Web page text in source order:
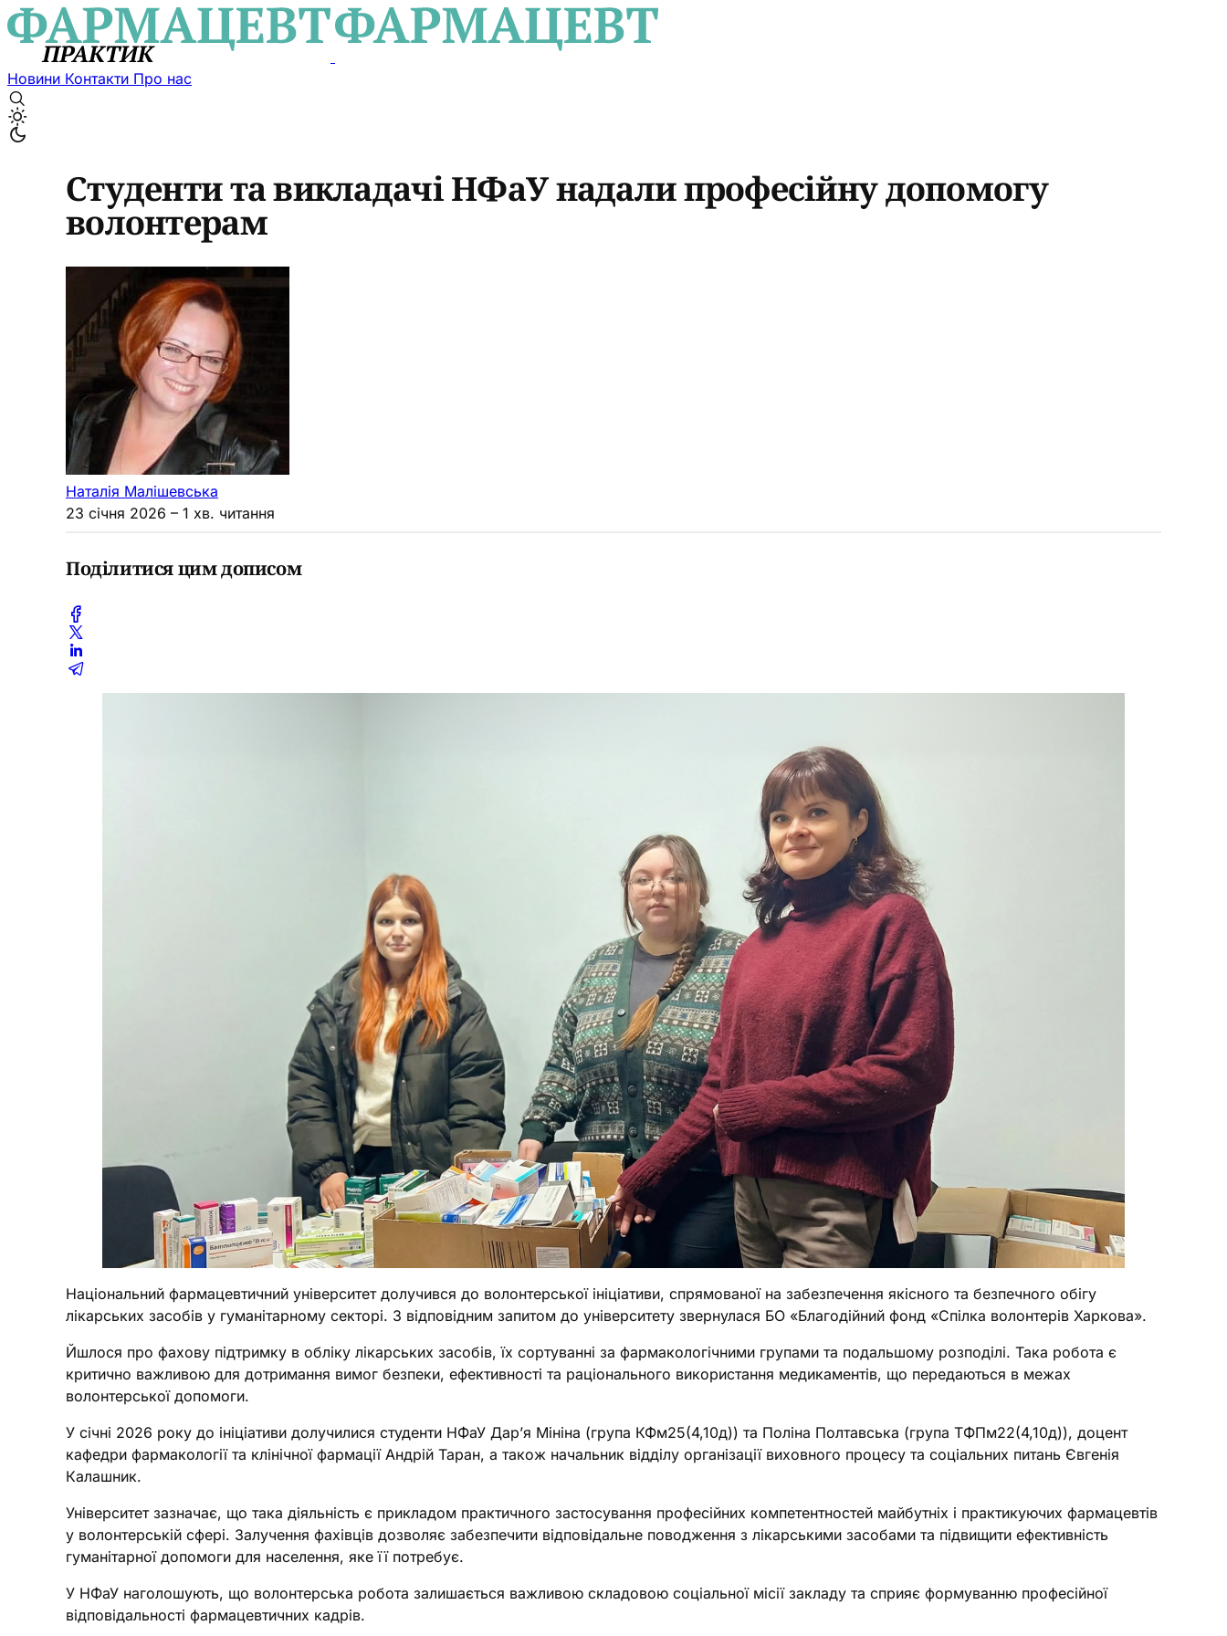
Новини Контакти Про нас
Студенти та викладачі НФаУ надали професійну допомогу
волонтерам
Наталія Малішевська
23 січня 2026 – 1 хв. читання
Поділитися цим дописом
Національний фармацевтичний університет долучився до волонтерської ініціативи, спрямованої на забезпечення якісного та безпечного обігу
лікарських засобів у гуманітарному секторі. З відповідним запитом до університету звернулася БО «Благодійний фонд «Спілка волонтерів Харкова».
Йшлося про фахову підтримку в обліку лікарських засобів, їх сортуванні за фармакологічними групами та подальшому розподілі. Така робота є
критично важливою для дотримання вимог безпеки, ефективності та раціонального використання медикаментів, що передаються в межах
волонтерської допомоги.
У січні 2026 року до ініціативи долучилися студенти НФаУ Дарʼя Мініна (група КФм25(4,10д)) та Поліна Полтавська (група ТФПм22(4,10д)), доцент
кафедри фармакології та клінічної фармації Андрій Таран, а також начальник відділу організації виховного процесу та соціальних питань Євгенія
Калашник.
Університет зазначає, що така діяльність є прикладом практичного застосування професійних компетентностей майбутніх і практикуючих фармацевтів
у волонтерській сфері. Залучення фахівців дозволяє забезпечити відповідальне поводження з лікарськими засобами та підвищити ефективність
гуманітарної допомоги для населення, яке її потребує.
У НФаУ наголошують, що волонтерська робота залишається важливою складовою соціальної місії закладу та сприяє формуванню професійної
відповідальності фармацевтичних кадрів.